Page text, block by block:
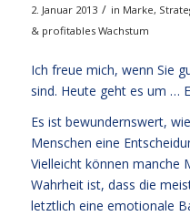
2. Januar 2013 / in Marke,
& profitables Wachstum
Ich freue mich, wenn Sie
sind. Heute geht es um …
Es ist bewundernswert,
Menschen eine
Vielleicht können manche
Wahrheit ist, dass die
letztlich eine emotionale